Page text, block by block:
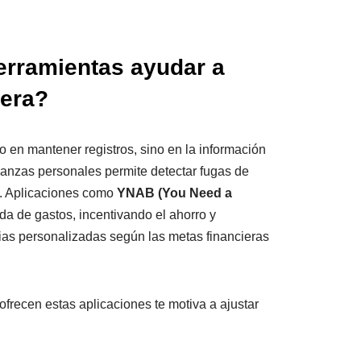
ayudar a
en mantener registros, sino en la información
personales permite detectar fugas de
Aplicaciones como YNAB (You Need a
de gastos, incentivando el ahorro y
personalizadas según las metas financieras
estas aplicaciones te motiva a ajustar